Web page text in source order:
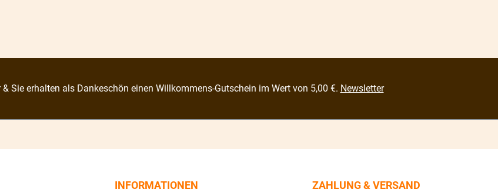
Sie erhalten als Dankeschön einen Willkommens-Gutschein im Wert von 5,00 €. Newsletter
INFORMATIONEN ZAHLUNG & VERSAND